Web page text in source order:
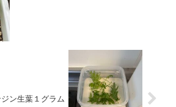
ン生葉１グラム